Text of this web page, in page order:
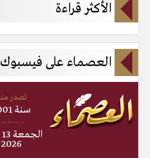
الأكثر قراءة
العصماء على فيسبوك